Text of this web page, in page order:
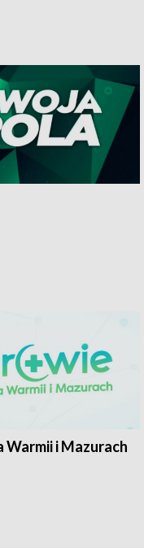
Warmii i Mazurach